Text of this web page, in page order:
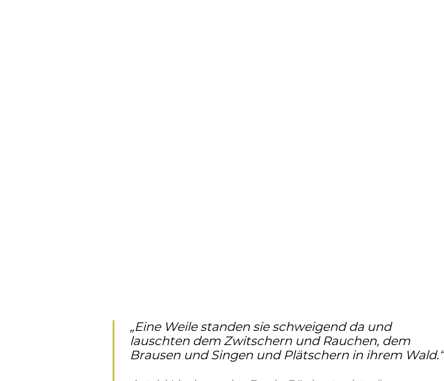
„Eine Weile standen sie schweigend da und
lauschten dem Zwitschern und Rauchen, dem
Brausen und Singen und Plätschern in ihrem Wald.“